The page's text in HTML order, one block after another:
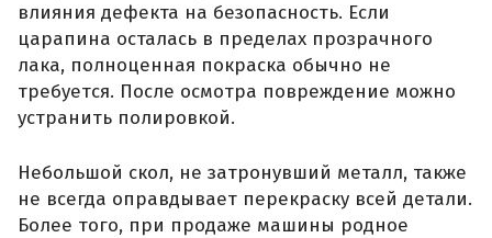
влияния дефекта на безопасность. Если
царапина осталась в пределах прозрачного
лака, полноценная покраска обычно не
требуется. После осмотра повреждение можно
устранить полировкой.
Небольшой скол, не затронувший металл, также
не всегда оправдывает перекраску всей детали.
Более того, при продаже машины родное